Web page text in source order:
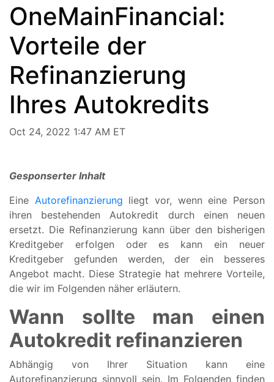
OneMainFinancial:
Vorteile der
Refinanzierung
Ihres Autokredits
Oct 24, 2022 1:47 AM ET
Gesponserter Inhalt
Eine Autorefinanzierung liegt vor, wenn eine Person
ihren bestehenden Autokredit durch einen neuen
ersetzt. Die Refinanzierung kann über den bisherigen
Kreditgeber erfolgen oder es kann ein neuer
Kreditgeber gefunden werden, der ein besseres
Angebot macht. Diese Strategie hat mehrere Vorteile,
die wir im Folgenden näher erläutern.
Wann sollte man einen
Autokredit refinanzieren
Abhängig von Ihrer Situation kann eine
Autorefinanzierung sinnvoll sein. Im Folgenden finden